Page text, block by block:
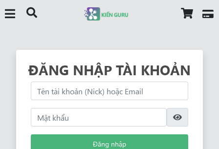
ĐĂNG NHẬP TÀI KHOẢN
Đăng nhập